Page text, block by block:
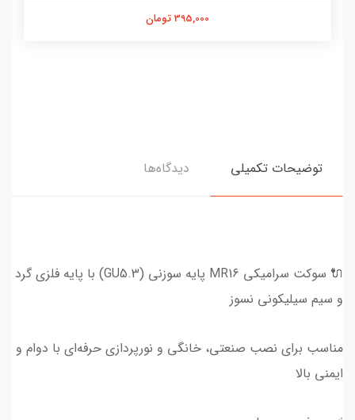
395,000 تومان
توضیحات تکمیلی دیدگاه‌ها
🔌 سوکت سرامیکی MR16 پایه سوزنی (GU5.3) با پایه فلزی گرد
و سیم سیلیکونی نسوز
مناسب برای نصب صنعتی، خانگی و نورپردازی حرفه‌ای با دوام و
ایمنی بالا